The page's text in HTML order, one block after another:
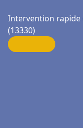
Intervention rapide
(13330)